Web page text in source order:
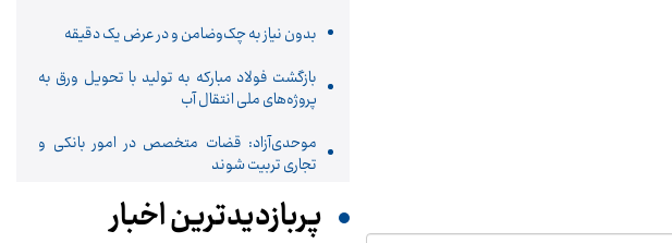
بدون نیاز به چک‌وضامن و در عرض یک دقیقه
بازگشت فولاد مبارکه به تولید با تحویل ورق به
پروژه‌های ملی انتقال آب
موحدی‌آزاد: قضات متخصص در امور بانکی و
تجاری تربیت شوند
پربازدیدترین اخبار